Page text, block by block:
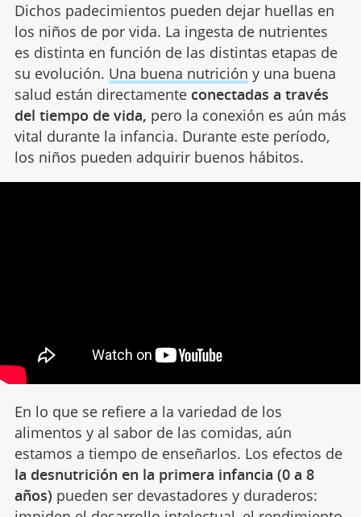
Dichos padecimientos pueden dejar huellas en
los niños de por vida. La ingesta de nutrientes
es distinta en función de las distintas etapas de
su evolución. Una buena nutrición y una buena
salud están directamente conectadas a través
del tiempo de vida, pero la conexión es aún más
vital durante la infancia. Durante este período,
los niños pueden adquirir buenos hábitos.
En lo que se refiere a la variedad de los
alimentos y al sabor de las comidas, aún
estamos a tiempo de enseñarlos. Los efectos de
la desnutrición en la primera infancia (0 a 8
años) pueden ser devastadores y duraderos: